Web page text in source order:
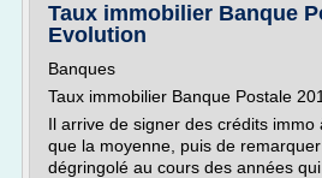
Taux immobilier Banque
Evolution
Banques
Taux immobilier Banque Postale
Il arrive de signer des crédits immo
que la moyenne, puis de
dégringolé au cours des années